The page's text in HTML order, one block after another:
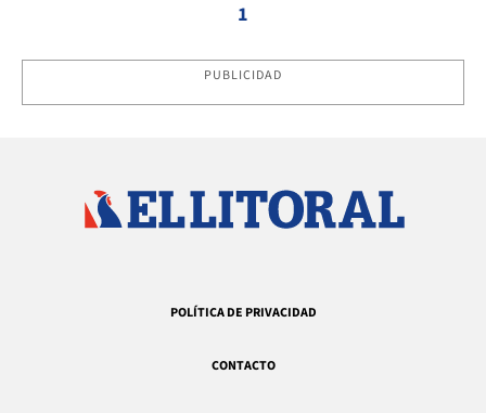
1
PUBLICIDAD
POLÍTICA DE PRIVACIDAD
CONTACTO